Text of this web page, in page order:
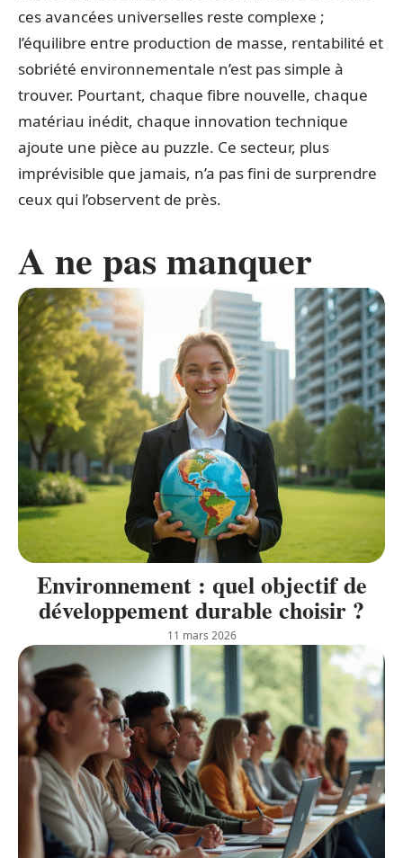
ces avancées universelles reste complexe ;
l’équilibre entre production de masse, rentabilité et
sobriété environnementale n’est pas simple à
trouver. Pourtant, chaque fibre nouvelle, chaque
matériau inédit, chaque innovation technique
ajoute une pièce au puzzle. Ce secteur, plus
imprévisible que jamais, n’a pas fini de surprendre
ceux qui l’observent de près.
A ne pas manquer
Environnement : quel objectif de
développement durable choisir ?
11 mars 2026